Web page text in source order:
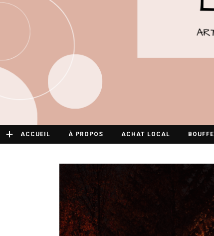
ACCUEIL À PROPOS ACHAT LOCAL BOUFFE